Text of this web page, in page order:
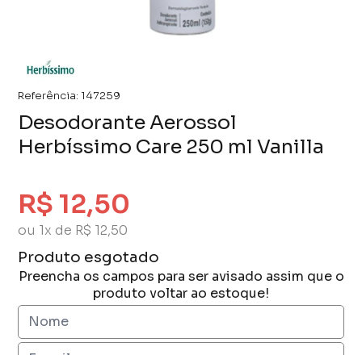
Referência: 147259
Desodorante Aerossol
Herbíssimo Care 250 ml Vanilla
R$ 12,50
ou 1x de R$ 12,50
Produto esgotado
Preencha os campos para ser avisado assim que o
produto voltar ao estoque!